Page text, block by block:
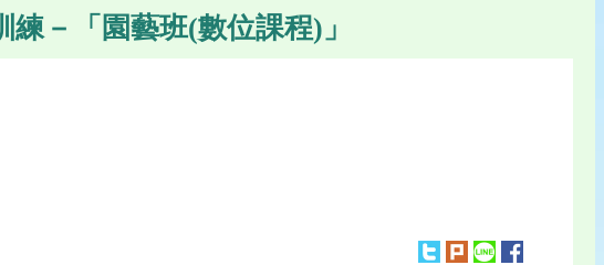
－「園藝班(數位課程)」